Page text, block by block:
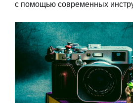
с помощью современных